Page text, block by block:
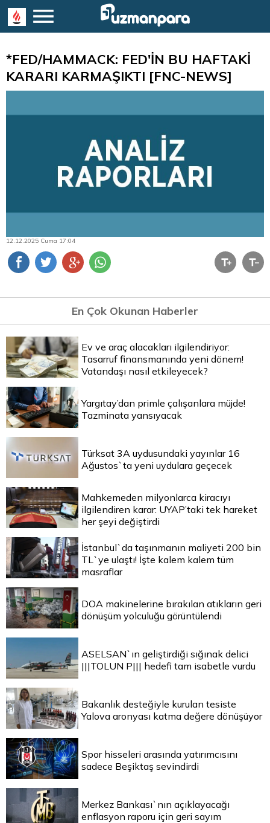
*FED/HAMMACK: FED'İN BU HAFTAKİ
KARARI KARMAŞIKTI [FNC-NEWS]
12.12.2025 Cuma 17:04
En Çok Okunan Haberler
Ev ve araç alacakları ilgilendiriyor:
Tasarruf finansmanında yeni dönem!
Vatandaşı nasıl etkileyecek?
Yargıtay’dan primle çalışanlara müjde!
Tazminata yansıyacak
Türksat 3A uydusundaki yayınlar 16
Ağustos`ta yeni uydulara geçecek
Mahkemeden milyonlarca kiracıyı
ilgilendiren karar: UYAP’taki tek hareket
her şeyi değiştirdi
İstanbul`da taşınmanın maliyeti 200 bin
TL`ye ulaştı! İşte kalem kalem tüm
masraflar
DOA makinelerine bırakılan atıkların geri
dönüşüm yolculuğu görüntülendi
ASELSAN`ın geliştirdiği sığınak delici
|||TOLUN P||| hedefi tam isabetle vurdu
Bakanlık desteğiyle kurulan tesiste
Yalova aronyası katma değere dönüşüyor
Spor hisseleri arasında yatırımcısını
sadece Beşiktaş sevindirdi
Merkez Bankası`nın açıklayacağı
enflasyon raporu için geri sayım